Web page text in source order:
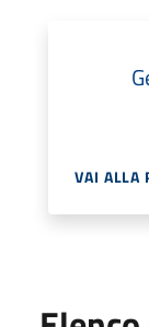
VAI ALLA